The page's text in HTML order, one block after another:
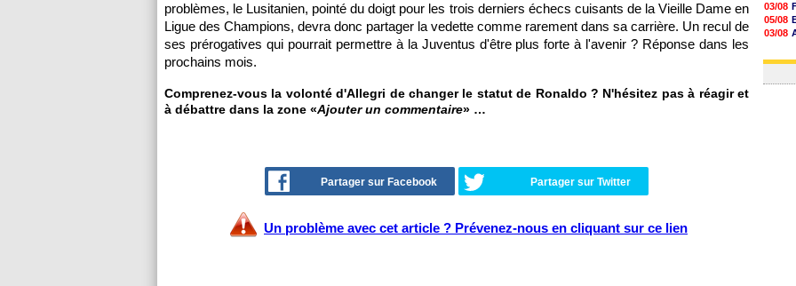
problèmes, le Lusitanien, pointé du doigt pour les trois derniers échecs cuisants de la Vieille Dame en
Ligue des Champions, devra donc partager la vedette comme rarement dans sa carrière. Un recul de
ses prérogatives qui pourrait permettre à la Juventus d'être plus forte à l'avenir ? Réponse dans les
prochains mois.
Comprenez-vous la volonté d'Allegri de changer le statut de Ronaldo ? N'hésitez pas à réagir et
à débattre dans la zone «Ajouter un commentaire» …
Partager sur Facebook Partager sur Twitter
Un problème avec cet article ? Prévenez-nous en cliquant sur ce lien
03/08
05/08
03/08
03/08